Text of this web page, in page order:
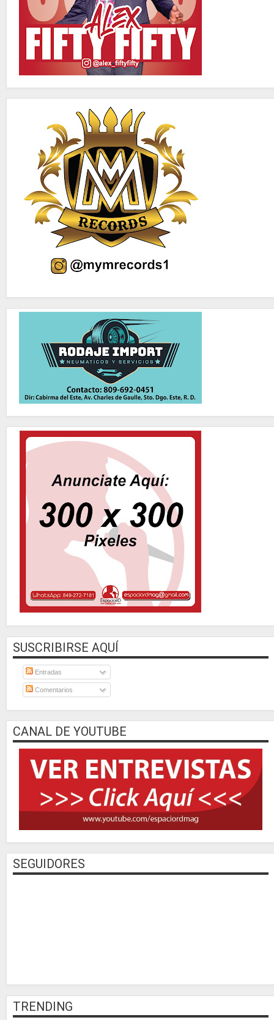
SUSCRIBIRSE AQUÍ
Entradas
Comentarios
CANAL DE YOUTUBE
SEGUIDORES
TRENDING